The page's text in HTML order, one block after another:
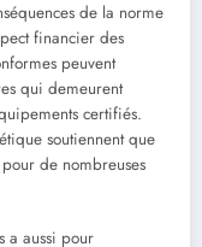
de la norme
financier des
peuvent
qui demeurent
certifiés.
soutiennent que
de nombreuses
a aussi pour